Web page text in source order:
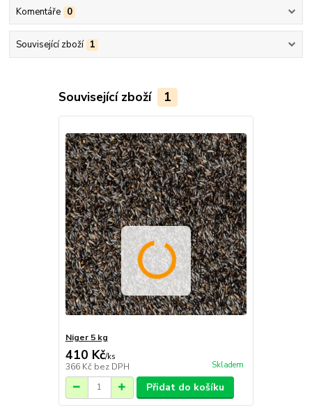
Komentáře 0
Související zboží 1
Související zboží 1
Niger 5 kg
410 Kč/ks
366 Kč bez DPH Skladem
Přidat do košíku